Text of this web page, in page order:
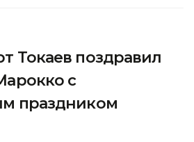
Токаев поздравил
с
праздником